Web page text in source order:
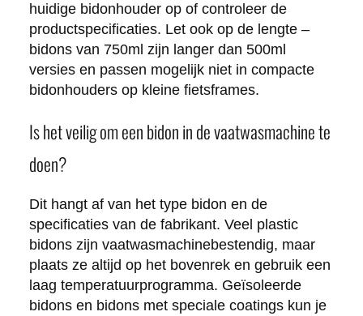
huidige bidonhouder op of controleer de
productspecificaties. Let ook op de lengte –
bidons van 750ml zijn langer dan 500ml
versies en passen mogelijk niet in compacte
bidonhouders op kleine fietsframes.
Is het veilig om een bidon in de vaatwasmachine te
doen?
Dit hangt af van het type bidon en de
specificaties van de fabrikant. Veel plastic
bidons zijn vaatwasmachinebestendig, maar
plaats ze altijd op het bovenrek en gebruik een
laag temperatuurprogramma. Geïsoleerde
bidons en bidons met speciale coatings kun je